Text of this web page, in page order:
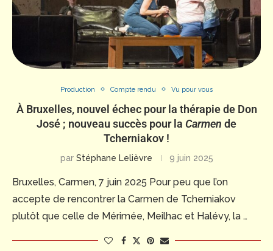
Production Compte rendu Vu pour vous
À Bruxelles, nouvel échec pour la thérapie de Don
José ; nouveau succès pour la Carmen de
Tcherniakov !
par Stéphane Lelièvre 9 juin 2025
Bruxelles, Carmen, 7 juin 2025 Pour peu que l’on
accepte de rencontrer la Carmen de Tcherniakov
plutôt que celle de Mérimée, Meilhac et Halévy, la …